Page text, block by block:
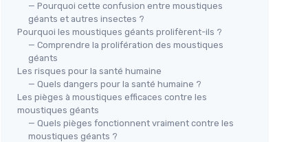
— Pourquoi cette confusion entre moustiques
géants et autres insectes ?
Pourquoi les moustiques géants prolifèrent-ils ?
— Comprendre la prolifération des moustiques
géants
Les risques pour la santé humaine
— Quels dangers pour la santé humaine ?
Les pièges à moustiques efficaces contre les
moustiques géants
— Quels pièges fonctionnent vraiment contre les
moustiques géants ?